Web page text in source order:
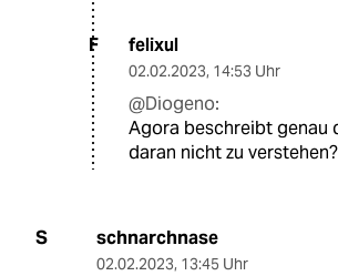
F felixul
02.02.2023, 14:53 Uhr
@Diogeno:
Agora beschreibt genau
daran nicht zu
S schnarchnase
02.02.2023, 13:45 Uhr